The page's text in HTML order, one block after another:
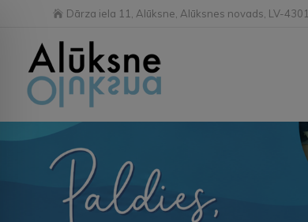
Dārza iela 11, Alūksne, Alūksnes novads, LV-4301